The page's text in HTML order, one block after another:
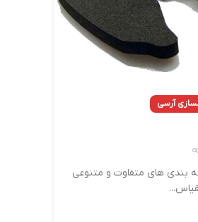
آرسی
بندی های متفاوت و متنوعی